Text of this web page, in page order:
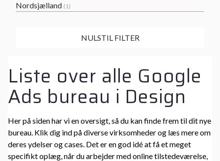
Nordsjælland (1)
NULSTIL FILTER
Liste over alle Google
Ads bureau i Design
Her på siden har vi en oversigt, så du kan finde frem til dit nye
bureau. Klik dig ind på diverse virksomheder og læs mere om
deres ydelser og cases. Det er en god idé at få et meget
specifikt oplæg, når du arbejder med online tilstedeværelse,